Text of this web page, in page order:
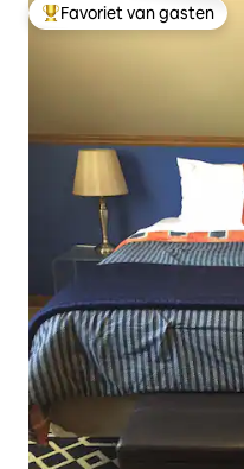
Topfavoriet van gasten
Favoriet van gasten